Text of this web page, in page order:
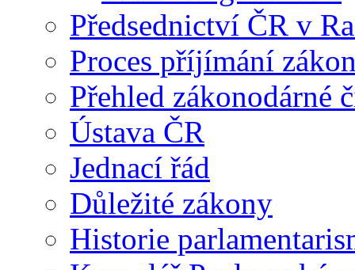
Předsednictví ČR v
Proces příjímání
Přehled zákonodárné
Ústava ČR
Jednací řád
Důležité zákony
Historie